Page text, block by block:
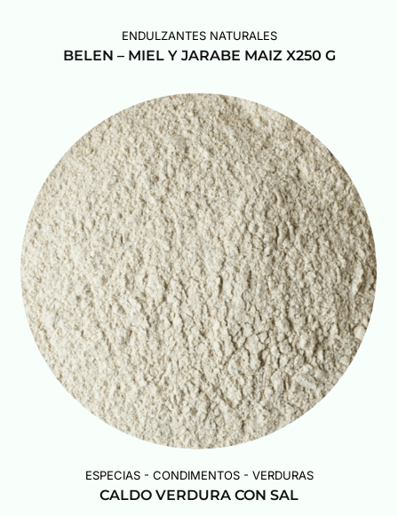
ENDULZANTES NATURALES
BELEN – MIEL Y JARABE MAIZ X250 G
ESPECIAS - CONDIMENTOS - VERDURAS
CALDO VERDURA CON SAL